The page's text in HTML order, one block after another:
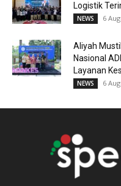
Logistik
NEWS 6
Aliyah
Nasional
Layanan
NEWS 6